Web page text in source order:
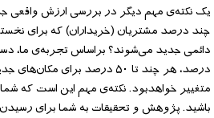
یک نکته‌ی مهم دیگر در بررسی ارزش
چند درصد مشتریان (خریداران) که برای
درصد، هر چند تا ۵۰ درصد برای
متغییر خواهدبود. نکته‌ی مهم این است که
باشید. پژوهش و تحقیقات به شما برای